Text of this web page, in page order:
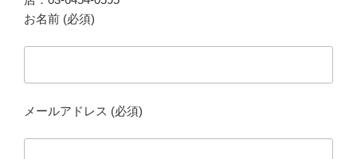
お名前 (必須)
メールアドレス (必須)